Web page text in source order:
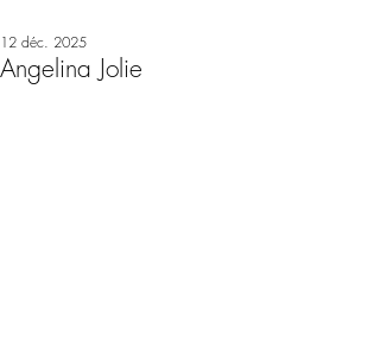
Angelina Jolie
12 déc. 2025